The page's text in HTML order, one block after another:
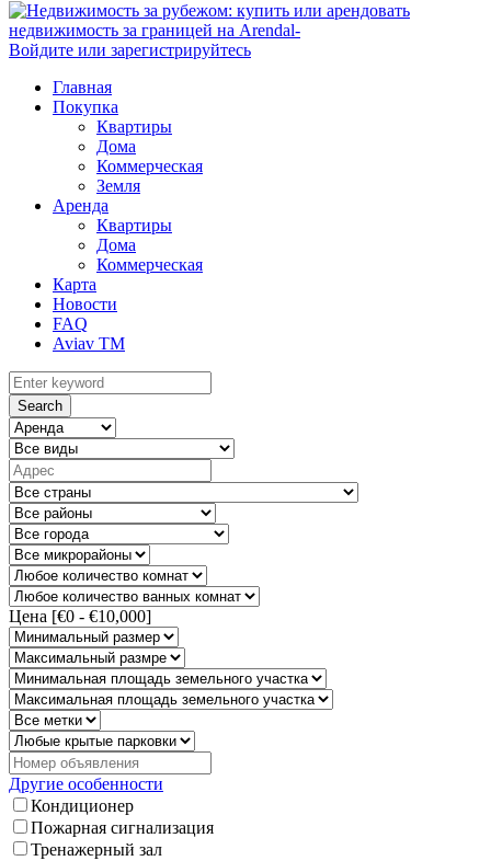
Войдите или зарегистрируйтесь
Главная
Покупка
Квартиры
Дома
Коммерческая
Земля
Аренда
Квартиры
Дома
Коммерческая
Карта
Новости
FAQ
Aviav TM
Search
Цена [€0 - €10,000]
Другие особенности
Кондиционер
Пожарная сигнализация
Тренажерный зал